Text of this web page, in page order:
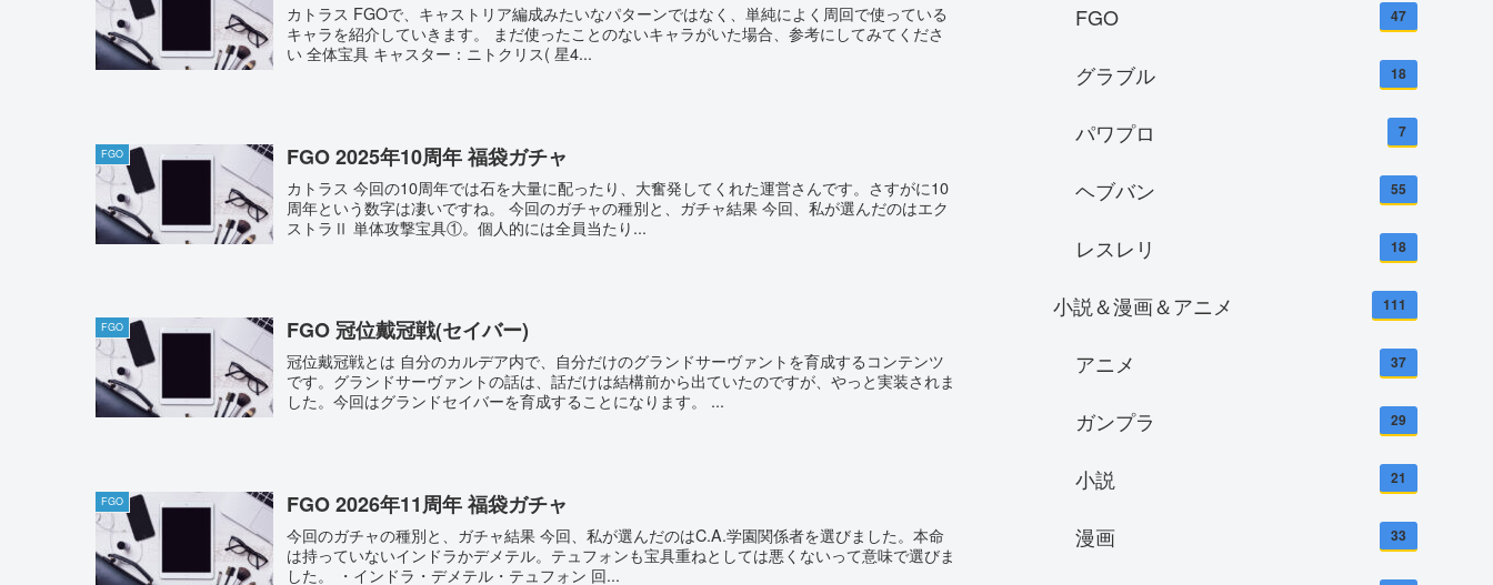
カトラス FGOで、キャストリア編成みたいなパターンではなく、単純によく周回で使っている
キャラを紹介していきます。 まだ使ったことのないキャラがいた場合、参考にしてみてくださ
い 全体宝具 キャスター：ニトクリス( 星4...
FGO FGO 2025年10周年 福袋ガチャ
カトラス 今回の10周年では石を大量に配ったり、大奮発してくれた運営さんです。さすがに10
周年という数字は凄いですね。 今回のガチャの種別と、ガチャ結果 今回、私が選んだのはエク
ストラⅡ 単体攻撃宝具①。個人的には全員当たり...
FGO FGO 冠位戴冠戦(セイバー)
冠位戴冠戦とは 自分のカルデア内で、自分だけのグランドサーヴァントを育成するコンテンツ
です。グランドサーヴァントの話は、話だけは結構前から出ていたのですが、やっと実装されま
した。今回はグランドセイバーを育成することになります。 ...
FGO FGO 2026年11周年 福袋ガチャ
今回のガチャの種別と、ガチャ結果 今回、私が選んだのはC.A.学園関係者を選びました。本命
は持っていないインドラかデメテル。テュフォンも宝具重ねとしては悪くないって意味で選びま
した。 ・インドラ・デメテル・テュフォン 回...
FGO 47
グラブル 18
パワプロ 7
ヘブバン 55
レスレリ 18
小説＆漫画＆アニメ 111
アニメ 37
ガンプラ 29
小説 21
漫画 33